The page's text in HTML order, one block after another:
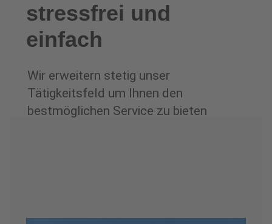
stressfrei und
einfach
Wir erweitern stetig unser
Tätigkeitsfeld um Ihnen den
bestmöglichen Service zu bieten